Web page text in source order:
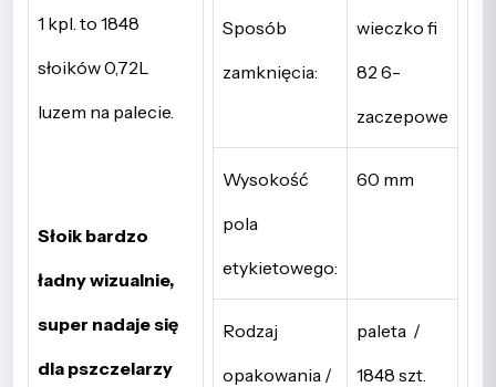
1 kpl. to 1848
słoików 0,72L
luzem na palecie.
Słoik bardzo
ładny wizualnie,
super nadaje się
dla pszczelarzy
Sposób
zamknięcia:
wieczko fi
82 6-
zaczepowe
Wysokość
pola
etykietowego:
60 mm
Rodzaj
opakowania /
paleta /
1848 szt.